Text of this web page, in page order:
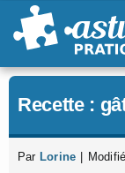
Passer
au
Recette :
Par Lorine